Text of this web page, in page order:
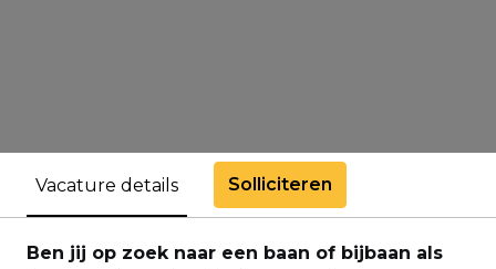
Vacature details Solliciteren
Ben jij op zoek naar een baan of bijbaan als